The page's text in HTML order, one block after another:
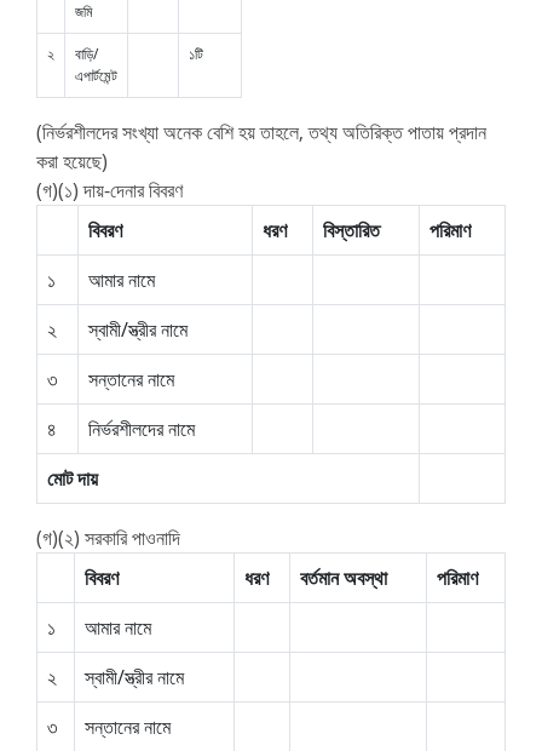
জমি
২
বাড়ি/
এপার্টমেন্ট
১টি
(নির্ভরশীলদের সংখ্যা অনেক বেশি হয় তাহলে, তথ্য অতিরিক্ত পাতায় প্রদান
করা হয়েছে)
(গ)(১) দায়-দেনার বিবরণ
বিবরণ
ধরণ বিস্তারিত
পরিমাণ
১
আমার নামে
২
স্বামী/স্ত্রীর নামে
৩
সন্তানের নামে
৪
নির্ভরশীলদের নামে
মোট দায়
(গ)(২) সরকারি পাওনাদি
বিবরণ
ধরণ বর্তমান অবস্থা
পরিমাণ
১
আমার নামে
২
স্বামী/স্ত্রীর নামে
৩
সন্তানের নামে